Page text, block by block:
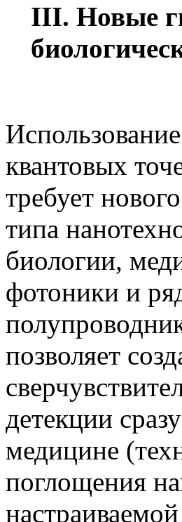
III. Новые
квантовых
требует
типа
биологии,
фотоники и
позволяет
детекции
медицине
поглощения